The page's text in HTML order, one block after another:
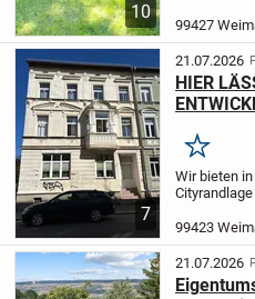
10
eines
Jahr 1938
99427
7
21.07.2026
HIER
Merken
Wir bieten
genutzten,
zum Kauf
hat eine...
99423
21.07.2026